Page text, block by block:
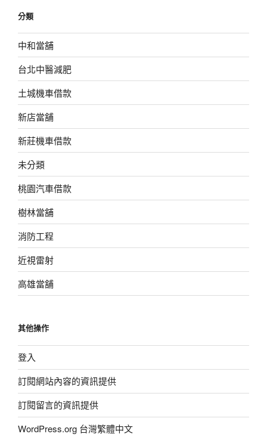
分類
中和當舖
台北中醫減肥
土城機車借款
新店當舖
新莊機車借款
未分類
桃園汽車借款
樹林當舖
消防工程
近視雷射
高雄當舖
其他操作
登入
訂閱網站內容的資訊提供
訂閱留言的資訊提供
WordPress.org 台灣繁體中文